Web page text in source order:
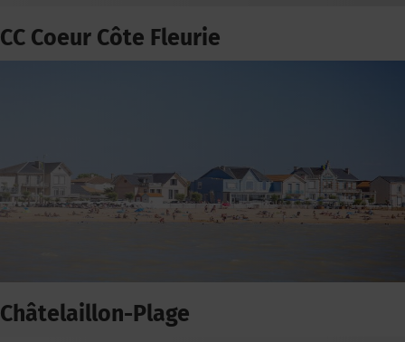
CC Coeur Côte Fleurie
Châtelaillon-Plage